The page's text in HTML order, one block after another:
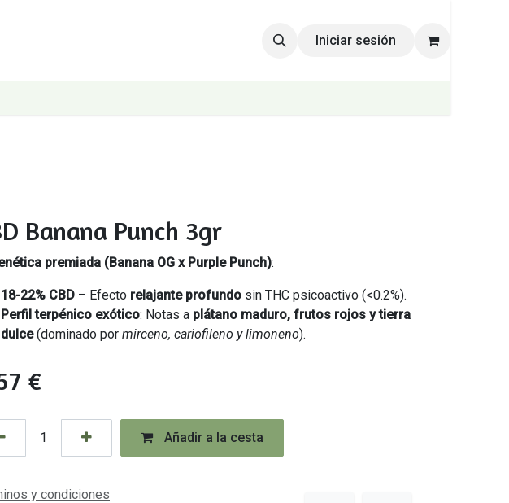
Iniciar sesión
Banana Punch 3gr
premiada (Banana OG x Purple Punch):
18-22% CBD – Efecto relajante profundo sin THC psicoactivo (<0.2%).
Perfil terpénico exótico: Notas a plátano maduro, frutos rojos y tierra
dulce(dominado por mirceno, cariofileno y limoneno).
€
Añadir a la cesta
y condiciones